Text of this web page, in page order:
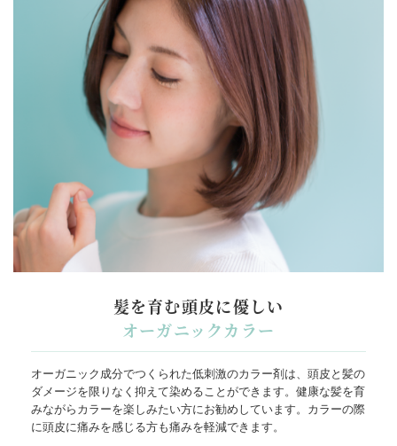
髪を育む頭皮に優しい
オーガニックカラー
オーガニック成分でつくられた低刺激のカラー剤は、頭皮と髪の
ダメージを限りなく抑えて染めることができます。健康な髪を育
みながらカラーを楽しみたい方にお勧めしています。カラーの際
に頭皮に痛みを感じる方も痛みを軽減できます。